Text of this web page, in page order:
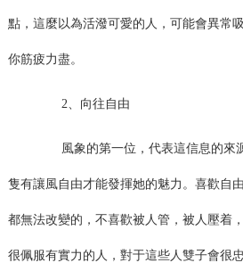
點，這麼以為活潑可愛的人，可能會異常
你筋疲力盡。
2、向往自由
風象的第一位，代表這信息的來
隻有讓風自由才能發揮她的魅力。喜歡自
都無法改變的，不喜歡被人管，被人壓着
很佩服有實力的人，對于這些人雙子會很